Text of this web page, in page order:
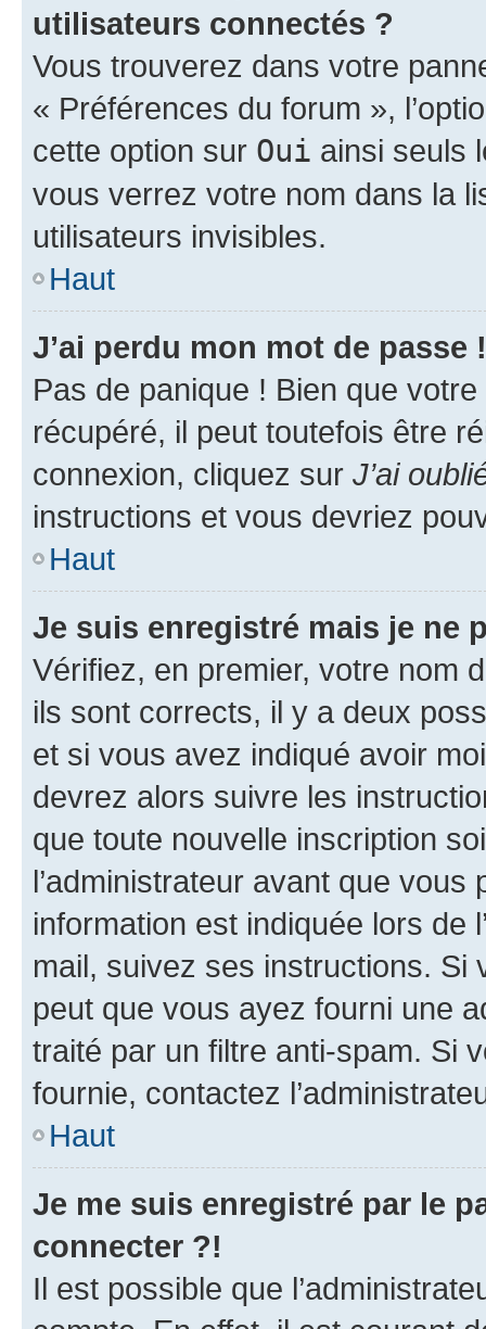
utilisateurs connectés ?
Vous trouverez dans votre
« Préférences du forum »,
cette option sur Oui ainsi seuls
vous verrez votre nom dans la
utilisateurs invisibles.
Haut
J’ai perdu mon mot de passe !
Pas de panique ! Bien que
récupéré, il peut toutefois être
connexion, cliquez sur J’ai
instructions et vous devriez
Haut
Je suis enregistré mais je ne
Vérifiez, en premier, votre nom
ils sont corrects, il y a deux
et si vous avez indiqué avoir
devrez alors suivre les
que toute nouvelle inscription
l’administrateur avant que
information est indiquée lors de
mail, suivez ses instructions. Si
peut que vous ayez fourni une
traité par un filtre anti-spam. Si
fournie, contactez
Haut
Je me suis enregistré par le
connecter ?!
Il est possible que